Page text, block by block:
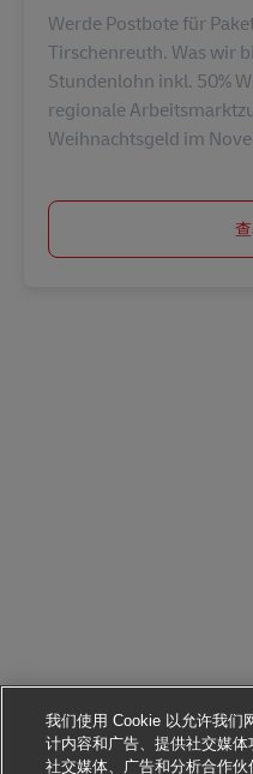
Werde Postbote für
Tirschenreuth. Was wir
Stundenlohn inkl. 50%
regionale
Weihnachtsgeld im
我们使用 Cookie 以允许我们
计内容和广告、提供社交媒
社交媒体、广告和分析合作